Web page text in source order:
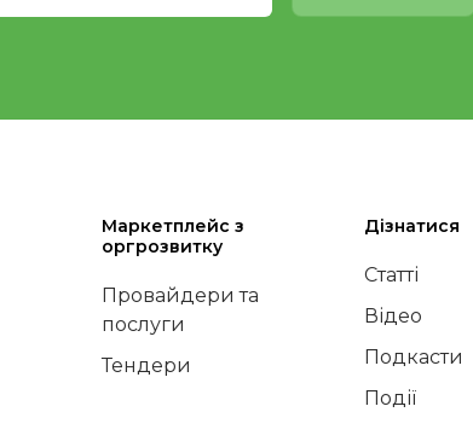
Маркетплейс з
оргрозвитку
Провайдери та
послуги
Тендери
Дізнатися
Статті
Відео
Подкасти
Події